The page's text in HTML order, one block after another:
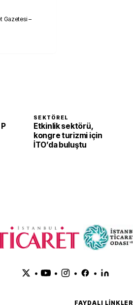
Gazetesi –
SEKTÖREL
Etkinlik sektörü,
kongre turizmi için
İTO’da buluştu
• • • •
FAYDALI LINKLER